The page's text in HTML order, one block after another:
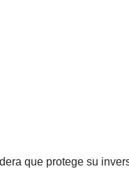
que protege su